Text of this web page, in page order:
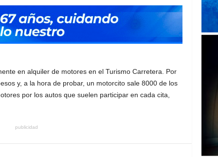
en alquiler de motores en el Turismo Carretera. Por
y, a la hora de probar, un motorcito sale 8000 de los
por los autos que suelen participar en cada cita,
publicidad